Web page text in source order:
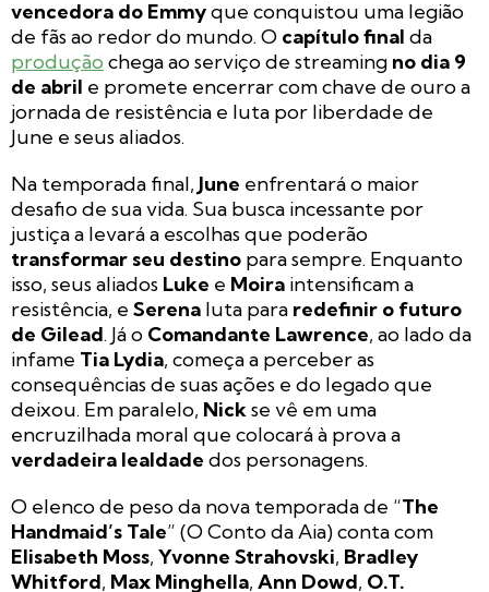
vencedora do Emmyque conquistou uma legião
de fãs ao redor do mundo. O capítulo final da
produção chega ao serviço de streaming no dia 9
de abril e promete encerrar com chave de ouro a
jornada de resistência e luta por liberdade de
June e seus aliados.
Na temporada final, June enfrentará o maior
desafio de sua vida. Sua busca incessante por
justiça a levará a escolhas que poderão
transformar seu destino para sempre. Enquanto
isso, seus aliados Luke e Moira intensificam a
resistência, e Serena luta para redefinir o futuro
de Gilead. Já o Comandante Lawrence, ao lado da
infame Tia Lydia, começa a perceber as
consequências de suas ações e do legado que
deixou. Em paralelo, Nickse vê em uma
encruzilhada moral que colocará à prova a
verdadeira lealdade dos personagens.
O elenco de peso da nova temporada de “The
Handmaid’s Tale” (O Conto da Aia) conta com
Elisabeth Moss, Yvonne Strahovski, Bradley
Whitford, Max Minghella, Ann Dowd, O.T.